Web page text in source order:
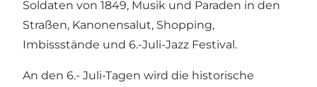
Soldaten von 1849, Musik und Paraden in den
Straßen, Kanonensalut, Shopping,
Imbissstände und 6.-Juli-Jazz Festival.
An den 6.- Juli-Tagen wird die historische